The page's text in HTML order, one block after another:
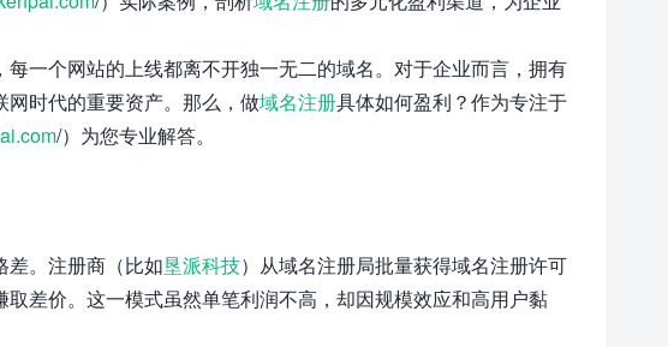
每一个网站的上线都离不开独一无二的域名。对于企业而言，拥有
时代的重要资产。那么，做域名注册具体如何盈利？作为专注于
/）为您专业解答。
差。注册商（比如垦派科技）从域名注册局批量获得域名注册许可
差价。这一模式虽然单笔利润不高，却因规模效应和高用户黏